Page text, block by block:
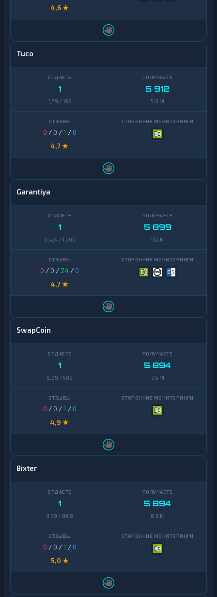
4,6 ★
Tuco
1
1,69 / 169
5 912
5,8 M
0 / 0 /1 /0
4,7 ★
Garantiya
1
0,424 / 1 000
5 899
102 M
0 / 0 / 24 /0
4,7 ★
SwapCoin
1
5,09 / 509
5 894
7,6 M
0 / 0 /1 /0
4,9 ★
Bixter
1
3,39 / 84,8
5 894
6,8 M
0 / 0 /1 /0
5,0 ★